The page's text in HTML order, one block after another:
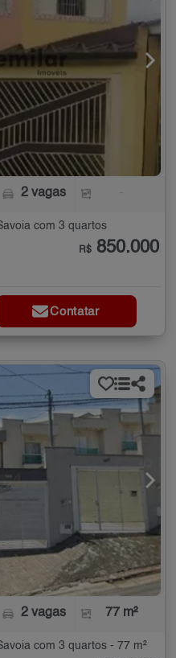
2 vagas
com 3 quartos
R$ 850.000
Contatar
2 vagas 77 m²
com 3 quartos - 77 m²